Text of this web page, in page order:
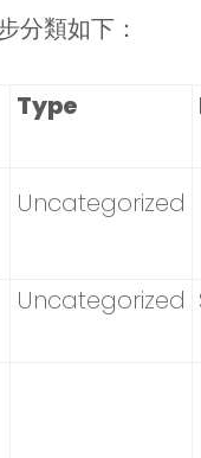
分類如下：
Type
Uncategorized
Uncategorized